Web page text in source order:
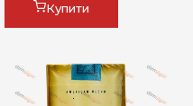
Купити